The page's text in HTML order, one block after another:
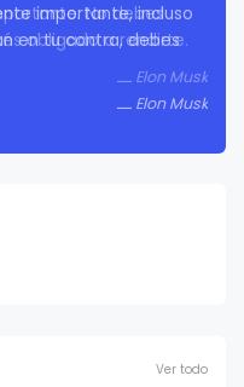
No debes
obligado a rendirte.
Elon Musk
Ver todo